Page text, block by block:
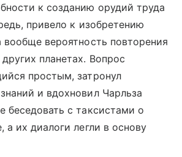
к созданию орудий труда
привело к изобретению
вообще вероятность повторения
планетах. Вопрос
простым, затронул
и вдохновил Чарльза
беседовать с таксистами о
а их диалоги легли в основу